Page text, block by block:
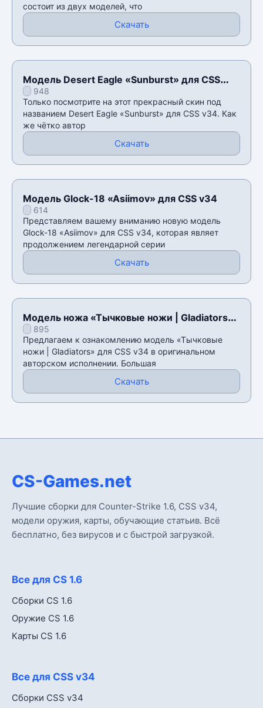
состоит из двух моделей, что
Скачать
Модель Desert Eagle «Sunburst» для CSS
v34948
Только посмотрите на этот прекрасный скин под
названием Desert Eagle «Sunburst» для CSS v34. Как
же чётко автор
Скачать
Модель Glock-18 «Asiimov» для CSS v34
614
Представляем вашему вниманию новую модель
Glock-18 «Asiimov» для CSS v34, которая являет
продолжением легендарной серии
Скачать
Модель ножа «Тычковые ножи | Gladiators»
для CSS v34
895
Предлагаем к ознакомлению модель «Тычковые
ножи | Gladiators» для CSS v34 в оригинальном
авторском исполнении. Большая
Скачать
CS-Games.net
Лучшие сборки для Counter-Strike 1.6, CSS v34,
модели оружия, карты, обучающие статьив. Всё
бесплатно, без вирусов и с быстрой загрузкой.
Все для CS 1.6
Сборки CS 1.6
Оружие CS 1.6
Карты CS 1.6
Все для CSS v34
Сборки CSS v34